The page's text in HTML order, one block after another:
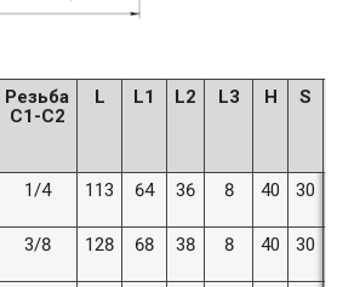
Резьба
C1-C2
L L1 L2 L3 H S
1/4 113 64 36 8 40 30
3/8 128 68 38 8 40 30